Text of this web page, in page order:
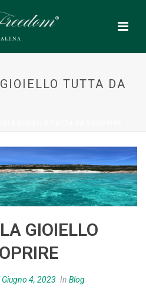
TUTTA DA
GIOIELLO
Giugno 4, 2023 In Blog